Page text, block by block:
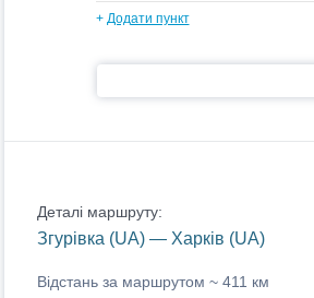
+ Додати пункт
Деталі маршруту:
Згурівка (UA) — Харків (UA)
Відстань за маршрутом ~ 411 км